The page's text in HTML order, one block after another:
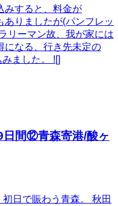
みすると、料金が
りましたが(パンフレッ
リーマン故、我が家には
になる、行き先未定の
ました。 ![]
日間⑫青森寄港/酸ヶ
日で賑わう青森。 秋田